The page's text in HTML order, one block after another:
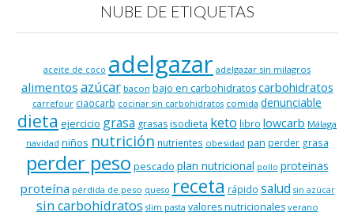
NUBE DE ETIQUETAS
aceite de coco adelgazar adelgazar sin milagros
alimentos azúcar bacon bajo en carbohidratos carbohidratos
carrefour ciaocarb cocinar sin carbohidratos comida denunciable
dieta ejercicio grasa grasasisodieta keto libro lowcarb Málaga
navidad niños nutrición nutrientes obesidad pan perder grasa
perder peso pescado plan nutricional pollo proteinas
proteína pérdida de peso queso receta rápido salud sin azúcar
sin carbohidratos slim pasta valores nutricionales verano